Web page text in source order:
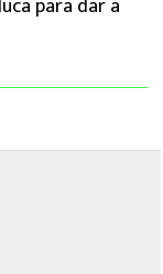
para dar a